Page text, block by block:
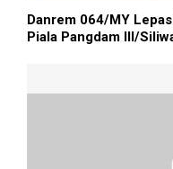
Danrem 064/MY
Piala Pangdam III/